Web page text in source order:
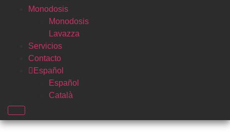
Monodosis
Monodosis
Lavazza
Servicios
Contacto
Español
Español
Català